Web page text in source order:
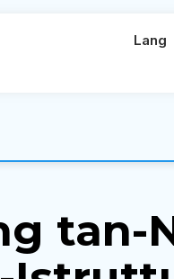
Lang
tan-